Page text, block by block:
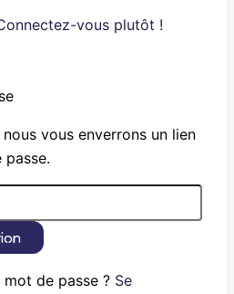
vous plutôt !
vous enverrons un lien
de passe ? Se